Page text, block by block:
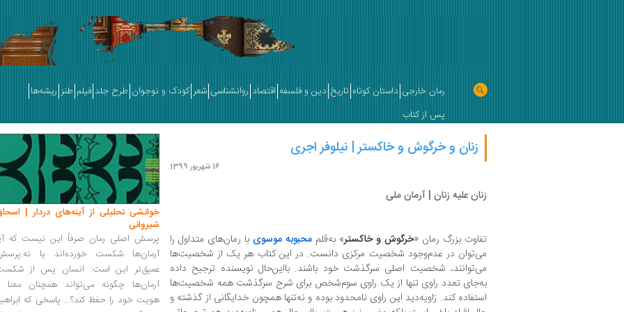
رمان خارجی داستان کوتاه تاریخ دین و فلسفه اقتصاد روانشناسی شعر کودک و نوجوان طرح جلد فیلم طنز ریشه‌ها
پس از کتاب
زنان و خرگوش و خاکستر | نیلوفر اجری
16 شهریور 1399
زنان علیه زنان | آرمان ملی
تفاوت بزرگ رمان «خرگوش و خاکستر» به‌قلم محبوبه موسوی با رمان‌های متداول را
می‌توان در عدم‌وجود شخصیت مرکزی دانست. در این کتاب هر یک از شخصیت‌ها
می‌توانند، شخصیت اصلی سرگذشت خود باشند. بااین‌حال نویسنده ترجیح داده
به‌جای تعدد راوی تنها از یک راوی سوم‌شخص برای شرح سرگذشت همه‌ شخصیت‌ها
استفاده کند. زاویه‌دید این راوی نامحدود بوده و نه‌تنها همچون خدایگانی از گذشته و
خوانشی تحلیلی از آینه‌های دردار |
شیروانی
پرسش اصلی رمان صرفاً این نیست که
آرمان‌ها شکست خورده‌اند یا
عمیق‌تر این است: انسان پس از
آرمان‌ها چگونه می‌تواند همچنان معنا
هویت خود را حفظ کند؟... پاسخی که